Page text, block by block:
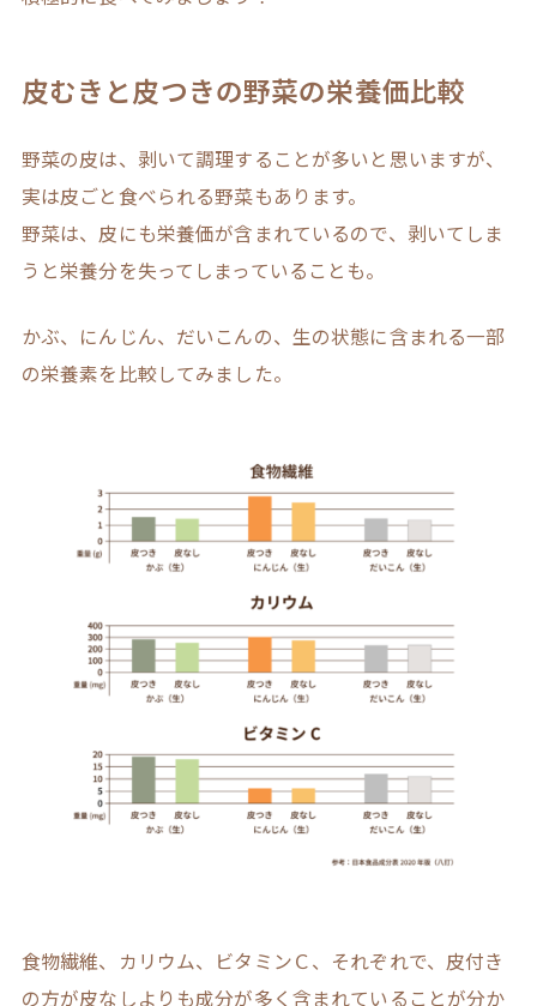
皮むきと皮つきの野菜の栄養価比較
野菜の皮は、剥いて調理することが多いと思いますが、
実は皮ごと食べられる野菜もあります。
野菜は、皮にも栄養価が含まれているので、剥いてしま
うと栄養分を失ってしまっていることも。
かぶ、にんじん、だいこんの、生の状態に含まれる一部
の栄養素を比較してみました。
食物繊維、カリウム、ビタミンＣ、それぞれで、皮付き
の方が皮なしよりも成分が多く含まれていることが分か